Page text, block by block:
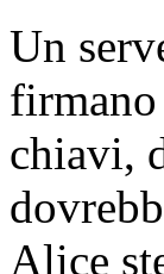
Un
chiavi,
Alice